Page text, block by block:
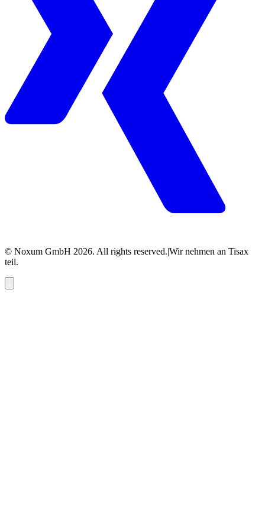
© Noxum GmbH 2026. All rights reserved.|Wir nehmen an Tisax
teil.